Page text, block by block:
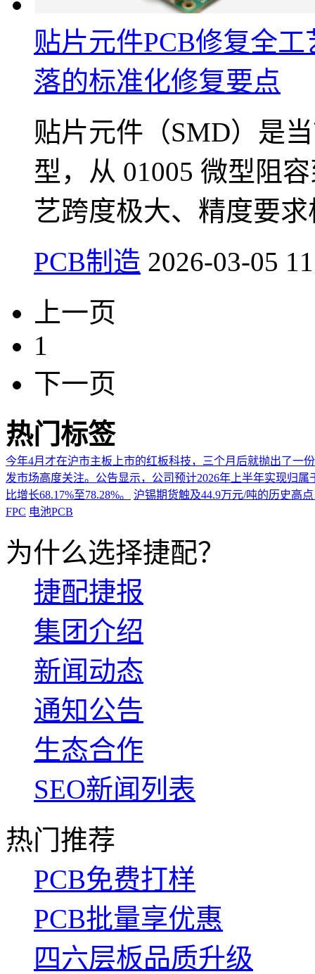
贴片元件PCB修复全
落的标准化修复要点
贴片元件（SMD）是
型，从 01005 微型阻
艺跨度极大、精度要
PCB制造 2026-03-05
上一页
1
下一页
热门标签
今年4月才在沪市主板上市的红板科技，三个月后就抛出了一
发市场高度关注。公告显示，公司预计2026年上半年实现归
比增长68.17%至78.28%。
沪锡期货触及44.9万元/吨的历史高
FPC 电池PCB
为什么选择捷配？
捷配捷报
集团介绍
新闻动态
通知公告
生态合作
SEO新闻列表
热门推荐
PCB免费打样
PCB批量享优惠
四六层板品质升级